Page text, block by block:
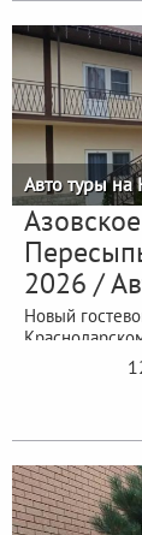
Авто туры на
2026 /
Новый
Приморский